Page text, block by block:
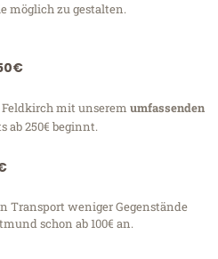
möglich zu gestalten.
mit unserem umfassenden
ab 250€ beginnt.
Transport weniger Gegenstände
schon ab 100€ an.